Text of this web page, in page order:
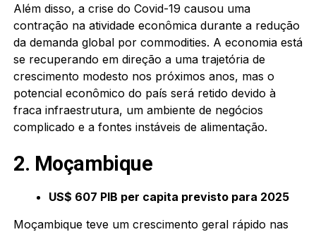
Além disso, a crise do Covid-19 causou uma
contração na atividade econômica durante a redução
da demanda global por commodities. A economia está
se recuperando em direção a uma trajetória de
crescimento modesto nos próximos anos, mas o
potencial econômico do país será retido devido à
fraca infraestrutura, um ambiente de negócios
complicado e a fontes instáveis de alimentação.
2. Moçambique
US$ 607 PIB per capita previsto para 2025
Moçambique teve um crescimento geral rápido nas